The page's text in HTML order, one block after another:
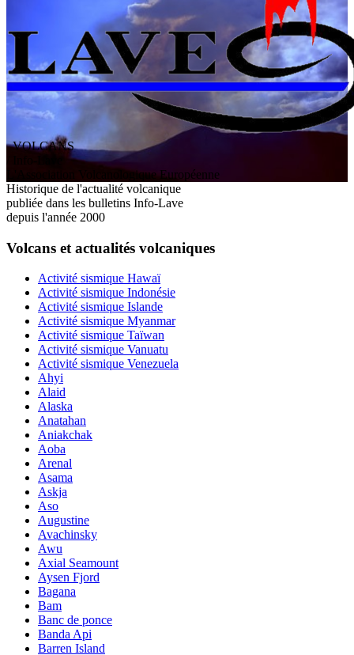
VOLCANS
ssociation V olcanologiqueEuropéenne
Historique de l'actualité volcanique
publiée dans les bulletins Info-Lave
depuis l'année 2000
Volcans et actualités volcaniques
Activité sismique Hawaï
Activité sismique Indonésie
Activité sismique Islande
Activité sismique Myanmar
Activité sismique Taïwan
Activité sismique Vanuatu
Activité sismique Venezuela
Ahyi
Alaid
Alaska
Anatahan
Aniakchak
Aoba
Arenal
Asama
Askja
Aso
Augustine
Avachinsky
Awu
Axial Seamount
Aysen Fjord
Bagana
Bam
Banc de ponce
Banda Api
Barren Island